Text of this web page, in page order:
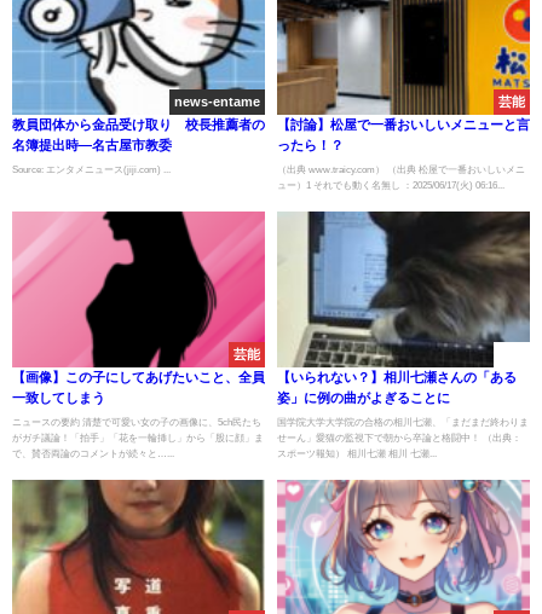
news-entame
教員団体から金品受け取り 校長推薦者の
名簿提出時―名古屋市教委
Source: エンタメニュース(jiji.com) ...
芸能
【討論】松屋で一番おいしいメニューと言
ったら！？
（出典 www.traicy.com） （出典 松屋で一番おいしいメニ
ュー）1 それでも動く名無し ：2025/06/17(火) 06:16...
芸能
【画像】この子にしてあげたいこと、全員
一致してしまう
ニュースの要約 清楚で可愛い女の子の画像に、5ch民たち
がガチ議論！「拍手」「花を一輪挿し」から「股に顔」ま
で、賛否両論のコメントが続々と…...
【いられない？】相川七瀬さんの「ある
姿」に例の曲がよぎることに
国学院大学大学院の合格の相川七瀬、「まだまだ終わりま
せーん」愛猫の監視下で朝から卒論と格闘中！ （出典：
スポーツ報知） 相川七瀬 相川 七瀬...